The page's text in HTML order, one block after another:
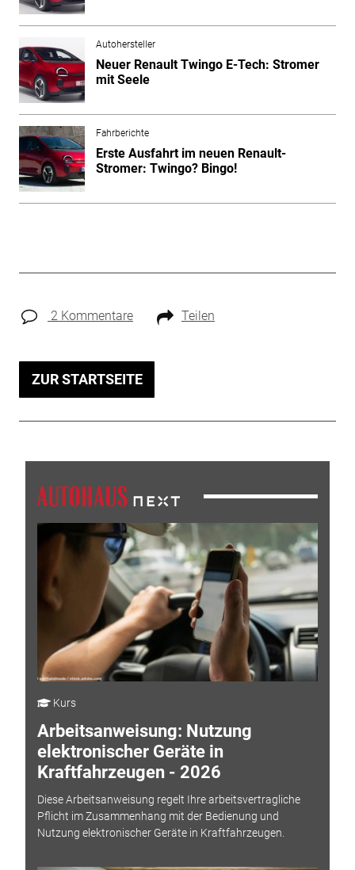
Autohersteller
Neuer Renault Twingo E-Tech: Stromer
mit Seele
Fahrberichte
Erste Ausfahrt im neuen Renault-
Stromer: Twingo? Bingo!
2 Kommentare Teilen
ZUR STARTSEITE
Kurs
Arbeitsanweisung: Nutzung
elektronischer Geräte in
Kraftfahrzeugen - 2026
Diese Arbeitsanweisung regelt Ihre arbeitsvertragliche
Pflicht im Zusammenhang mit der Bedienung und
Nutzung elektronischer Geräte in Kraftfahrzeugen.